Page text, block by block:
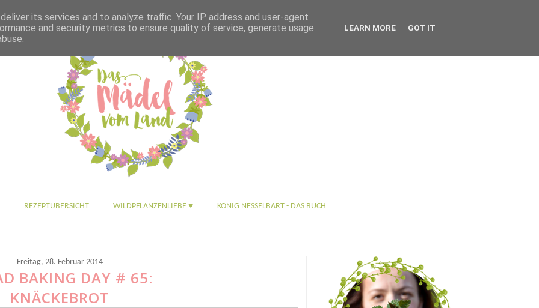
REZEPTÜBERSICHT WILDPFLANZENLIEBE ♥ KÖNIG NESSELBART - DAS BUCH
Freitag, 28. Februar 2014
BAKING DAY # 65:
KNÄCKEBROT
its services and to analyze traffic. Your IP address and user-agent
and security metrics to ensure quality of service, generate usage
LEARN MORE GOT IT